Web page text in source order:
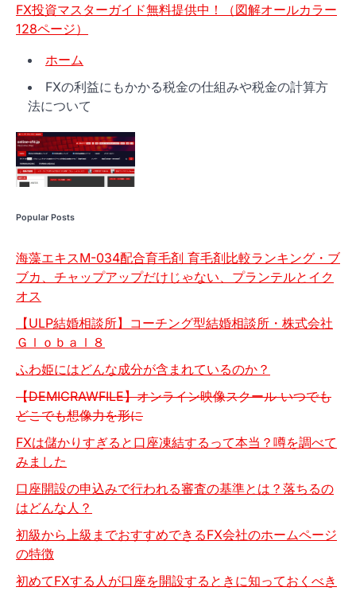
FX投資マスターガイド無料提供中！（図解オールカラー
128ページ）
ホーム
FXの利益にもかかる税金の仕組みや税金の計算方
法について
Popular Posts
海藻エキスM-034配合育毛剤 育毛剤比較ランキング・ブ
ブカ、チャップアップだけじゃない、プランテルとイク
オス
【ULP結婚相談所】コーチング型結婚相談所・株式会社
Ｇｌｏｂａｌ８
ふわ姫にはどんな成分が含まれているのか？
【DEMICRAWFILE】オンライン映像スクール いつでも
どこでも想像力を形に
FXは儲かりすぎると口座凍結するって本当？噂を調べて
みました
口座開設の申込みで行われる審査の基準とは？落ちるの
はどんな人？
初級から上級までおすすめできるFX会社のホームページ
の特徴
初めてFXする人が口座を開設するときに知っておくべき